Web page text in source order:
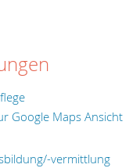
Google Maps Ansicht
vermittlung